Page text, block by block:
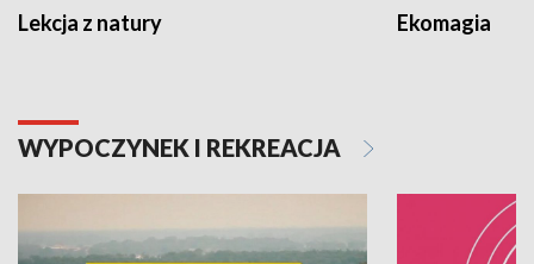
Lekcja z natury Ekomagia
WYPOCZYNEK I REKREACJA